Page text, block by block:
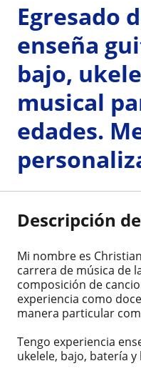
Egresado
enseña
bajo,
musical
edades.
Descripción
Mi nombre es
carrera de música de
composición de
experiencia como
manera particular
Tengo experiencia
ukelele, bajo, batería